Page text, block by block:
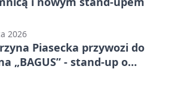
2026
Piasecka przywozi do
„BAGUS” - stand-up o